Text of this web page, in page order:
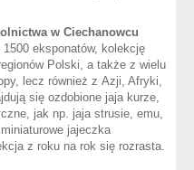
w Ciechanowcu
eksponatów, kolekcję
Polski, a także z wielu
lecz również z Azji, Afryki,
się ozdobione jaja kurze,
jak np. jaja strusie, emu,
jajeczka
z roku na rok się rozrasta.